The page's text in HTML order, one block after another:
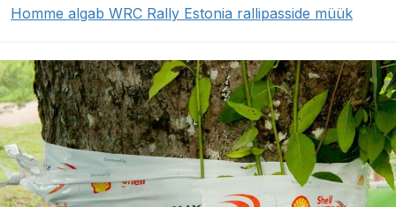
Homme algab WRC Rally Estonia rallipasside müük